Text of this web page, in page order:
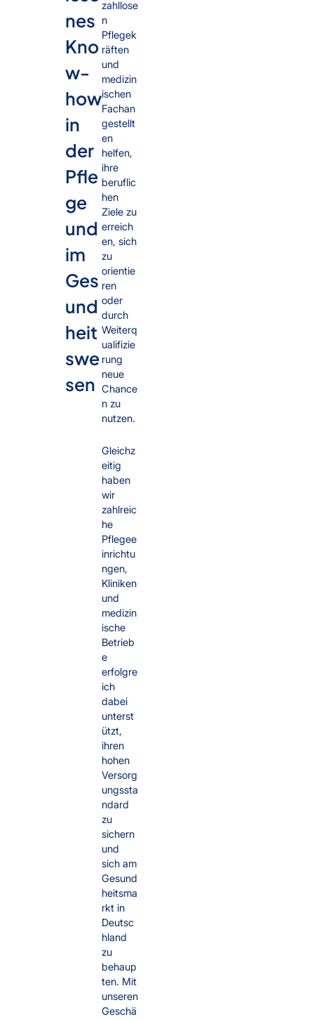
nes
Kno
w-
how
in
der
Pfle
ge
und
im
Ges
und
heit
swe
sen
zahllose
n
Pflegek
räften
und
medizin
ischen
Fachan
gestellt
en
helfen,
ihre
beruflic
hen
Ziele zu
erreich
en, sich
zu
orientie
ren
oder
durch
Weiterq
ualifizie
rung
neue
Chance
n zu
nutzen.
Gleichz
eitig
haben
wir
zahlreic
he
Pflegee
inrichtu
ngen,
Kliniken
und
medizin
ische
Betrieb
e
erfolgre
ich
dabei
unterst
ützt,
ihren
hohen
Versorg
ungssta
ndard
zu
sichern
und
sich am
Gesund
heitsma
rkt in
Deutsc
hland
zu
behaup
ten. Mit
unseren
Geschä